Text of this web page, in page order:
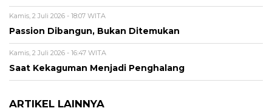
Kamis, 2 Juli 2026 - 18:07 WITA
Passion Dibangun, Bukan Ditemukan
Kamis, 2 Juli 2026 - 16:47 WITA
Saat Kekaguman Menjadi Penghalang
ARTIKEL LAINNYA